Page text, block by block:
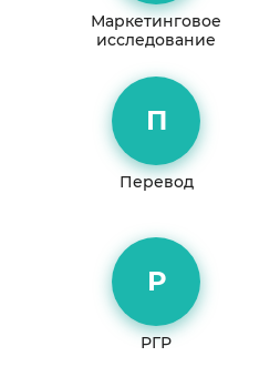
Маркетинговое
исследование
П
Перевод
Р
РГР